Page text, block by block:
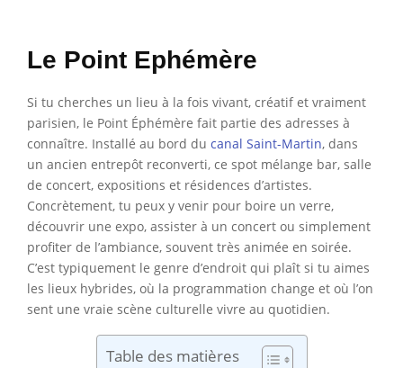
Le Point Ephémère
Si tu cherches un lieu à la fois vivant, créatif et vraiment
parisien, le Point Éphémère fait partie des adresses à
connaître. Installé au bord du canal Saint-Martin, dans
un ancien entrepôt reconverti, ce spot mélange bar, salle
de concert, expositions et résidences d’artistes.
Concrètement, tu peux y venir pour boire un verre,
découvrir une expo, assister à un concert ou simplement
profiter de l’ambiance, souvent très animée en soirée.
C’est typiquement le genre d’endroit qui plaît si tu aimes
les lieux hybrides, où la programmation change et où l’on
sent une vraie scène culturelle vivre au quotidien.
Table des matières